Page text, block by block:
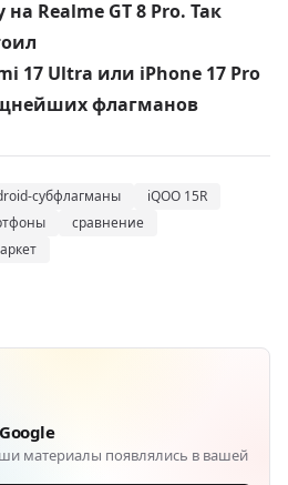
Realme GT 8 Pro. Так
17 Ultra или iPhone 17 Pro
флагманов
субфлагманы
iQOO 15R
сравнение
материалы появлялись в вашей